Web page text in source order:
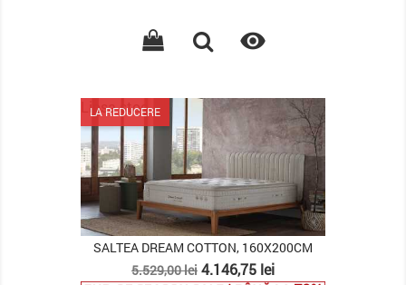

LA REDUCERE
Lipsa stoc
SALTEA DREAM COTTON, 160X200CM
Pret
5.529,00 lei Pret
4.146,75 lei